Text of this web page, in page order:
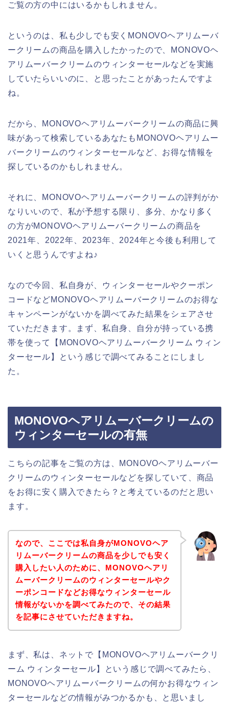
ご覧の方の中にはいるかもしれません。
というのは、私も少しでも安くMONOVOヘアリムーバ
ークリームの商品を購入したかったので、MONOVOヘ
アリムーバークリームのウィンターセールなどを実施
していたらいいのに、と思ったことがあったんですよ
ね。
だから、MONOVOヘアリムーバークリームの商品に興
味があって検索しているあなたもMONOVOヘアリムー
バークリームのウィンターセールなど、お得な情報を
探しているのかもしれません。
それに、MONOVOヘアリムーバークリームの評判がか
なりいいので、私が予想する限り、多分、かなり多く
の方がMONOVOヘアリムーバークリームの商品を
2021年、2022年、2023年、2024年と今後も利用して
いくと思うんですよね♪
なので今回、私自身が、ウィンターセールやクーポン
コードなどMONOVOヘアリムーバークリームのお得な
キャンペーンがないかを調べてみた結果をシェアさせ
ていただきます。まず、私自身、自分が持っている携
帯を使って【MONOVOヘアリムーバークリーム ウィン
ターセール】という感じで調べてみることにしまし
た。
MONOVOヘアリムーバークリームの
ウィンターセールの有無
こちらの記事をご覧の方は、MONOVOヘアリムーバー
クリームのウィンターセールなどを探していて、商品
をお得に安く購入できたら？と考えているのだと思い
ます。
なので、ここでは私自身がMONOVOヘア
リムーバークリームの商品を少しでも安く
購入したい人のために、MONOVOヘアリ
ムーバークリームのウィンターセールやク
ーポンコードなどお得なウィンターセール
情報がないかを調べてみたので、その結果
を記事にさせていただきますね。
まず、私は、ネットで【MONOVOヘアリムーバークリ
ーム ウィンターセール】という感じで調べてみたら、
MONOVOヘアリムーバークリームの何かお得なウィン
ターセールなどの情報がみつかるかも、と思いまし